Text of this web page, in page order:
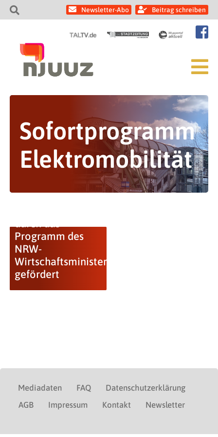
Newsletter-Abo Beitrag schreiben
Sofortprogramm
Elektromobilität
Programm des
NRW-
Wirtschaftsministers
gefördert
Mediadaten FAQ
Datenschutzerklärung
AGB
Impressum Kontakt Newsletter